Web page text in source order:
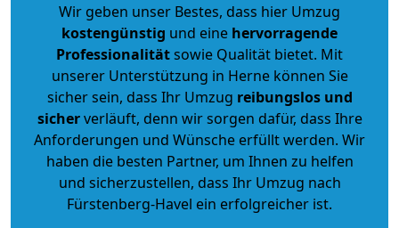
Wir geben unser Bestes, dass hier Umzug
kostengünstig und eine hervorragende
Professionalitätsowie Qualität bietet. Mit
unserer Unterstützung in Herne können Sie
sicher sein, dass Ihr Umzug reibungslos und
sicherverläuft, denn wir sorgen dafür, dass Ihre
Anforderungen und Wünsche erfüllt werden. Wir
haben die besten Partner, um Ihnen zu helfen
und sicherzustellen, dass Ihr Umzug nach
Fürstenberg-Havel ein erfolgreicher ist.